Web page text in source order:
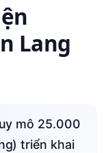
Lang
triển khai